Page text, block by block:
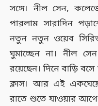
সঙ্গে। নীল সেন,
পারলাম সারাদিন
নতুন নতুন ওয়েব সিরিজ
ঘুমাচ্ছেন না। নীল
রয়েছেন। দিনে বাড়ি
ক্লাস। আর এই
রাতে শুতে যাওয়ার আগে